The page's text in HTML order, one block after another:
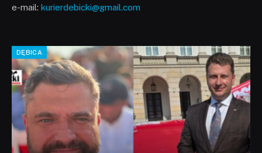
e-mail: kurierdebicki@gmail.com
DĘBICA